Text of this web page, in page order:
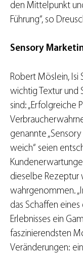
den Mittelpunkt
Führung“, so
Sensory
Robert Möslein, Isi
wichtig Textur und
sind: „Erfolgreiche
genannte
weich“ seien
dieselbe Rezeptur
wahrgenommen.
das Schaffen
Erlebnisses ein
faszinierendsten
Veränderungen: